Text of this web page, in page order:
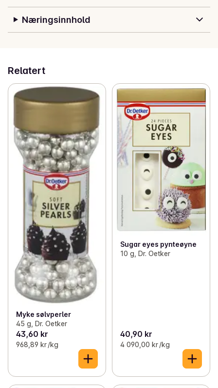
Næringsinnhold
Relatert
Myke sølvperler
45 g, Dr. Oetker
43,60 kr
968,89 kr /kg
Sugar eyes pynteøyne
10 g, Dr. Oetker
40,90 kr
4 090,00 kr /kg